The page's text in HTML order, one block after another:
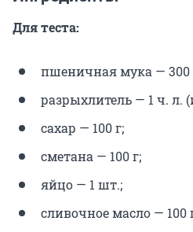
Для теста:
пшеничная мука — 300
разрыхлитель — 1 ч. л.
сахар — 100 г;
сметана — 100 г;
яйцо — 1 шт.;
сливочное масло — 100